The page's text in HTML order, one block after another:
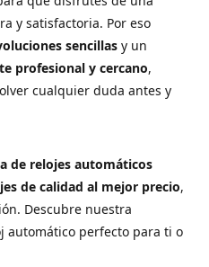
y satisfactoria. Por eso
sencillas y un
profesional y cercano,
cualquier duda antes y
de relojes automáticos
de calidad al mejor precio,
Descubre nuestra
automático perfecto para ti o